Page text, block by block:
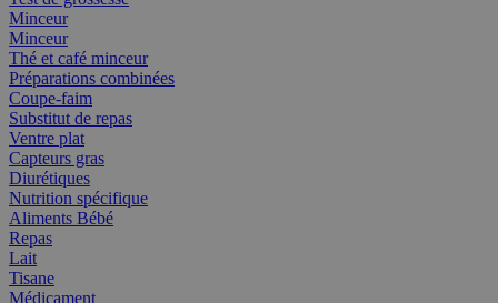
Minceur
Minceur
Thé et café minceur
Préparations combinées
Coupe-faim
Substitut de repas
Ventre plat
Capteurs gras
Diurétiques
Nutrition spécifique
Aliments Bébé
Repas
Lait
Tisane
Médicament